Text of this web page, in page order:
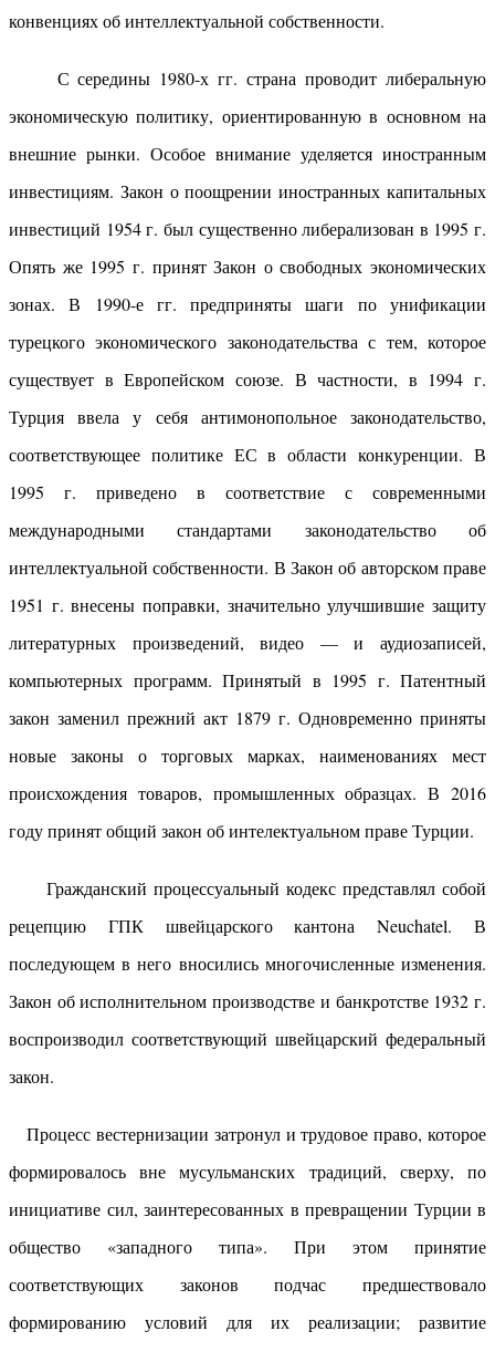
конвенциях об интеллектуальной собственности.
С середины 1980-х гг. страна проводит либеральную
экономическую политику, ориентированную в основном на
внешние рынки. Особое внимание уделяется иностранным
инвестициям. Закон о поощрении иностранных капитальных
инвестиций 1954 г. был существенно либерализован в 1995 г.
Опять же 1995 г. принят Закон о свободных экономических
зонах. В 1990-е гг. предприняты шаги по унификации
турецкого экономического законодательства с тем, которое
существует в Европейском союзе. В частности, в 1994 г.
Турция ввела у себя антимонопольное законодательство,
соответствующее политике ЕС в области конкуренции. В
1995 г. приведено в соответствие с современными
международными стандартами законодательство об
интеллектуальной собственности. В Закон об авторском праве
1951 г. внесены поправки, значительно улучшившие защиту
литературных произведений, видео — и аудиозаписей,
компьютерных программ. Принятый в 1995 г. Патентный
закон заменил прежний акт 1879 г. Одновременно приняты
новые законы о торговых марках, наименованиях мест
происхождения товаров, промышленных образцах. В 2016
году принят общий закон об интелектуальном праве Турции.
Гражданский процессуальный кодекс представлял собой
рецепцию ГПК швейцарского кантона Neuchatel. В
последующем в него вносились многочисленные изменения.
Закон об исполнительном производстве и банкротстве 1932 г.
воспроизводил соответствующий швейцарский федеральный
закон.
Процесс вестернизации затронул и трудовое право, которое
формировалось вне мусульманских традиций, сверху, по
инициативе сил, заинтересованных в превращении Турции в
общество «западного типа». При этом принятие
соответствующих законов подчас предшествовало
формированию условий для их реализации; развитие